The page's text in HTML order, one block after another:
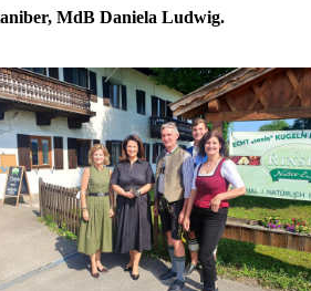
MdB Daniela Ludwig.